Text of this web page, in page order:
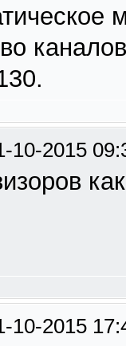
10-2015
10-2015